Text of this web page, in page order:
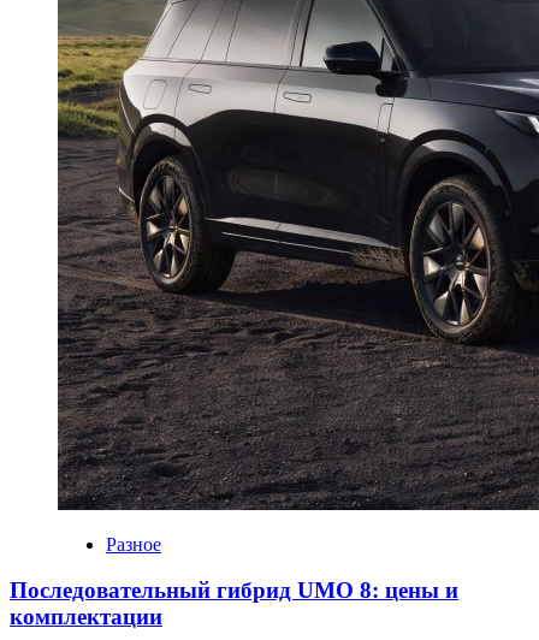
Разное
Последовательный гибрид UMO 8: цены и
комплектации